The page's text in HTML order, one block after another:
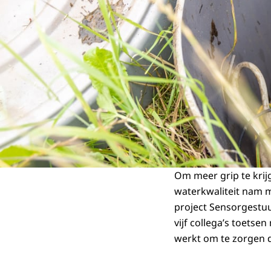
Om meer grip te
waterkwaliteit nam
project
vijf collega’s
werkt om te zorgen